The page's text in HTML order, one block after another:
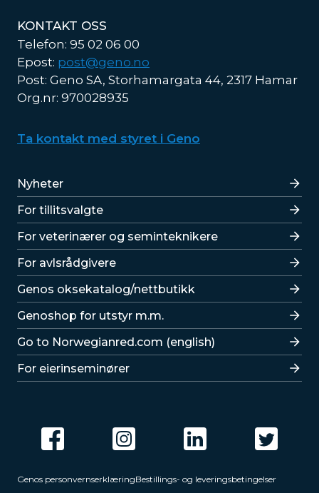
KONTAKT OSS
Telefon: 95 02 06 00
Epost: post@geno.no
Post: Geno SA, Storhamargata 44, 2317 Hamar
Org.nr: 970028935
Ta kontakt med styret i Geno
Lenker
Nyheter
For tillitsvalgte
For veterinærer og seminteknikere
For avlsrådgivere
Lenker
Genos oksekatalog/nettbutikk
Genoshop for utstyr m.m.
Go to Norwegianred.com (english)
For eierinseminører
Genos personvernserklæringBestillings- og leveringsbetingelser